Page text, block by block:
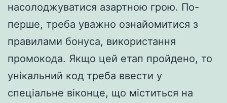
насолоджуватися азартною грою. По-
перше, треба уважно ознайомитися з
правилами бонуса, використання
промокода. Якщо цей етап пройдено, то
унікальний код треба ввести у
спеціальне віконце, що міститься на